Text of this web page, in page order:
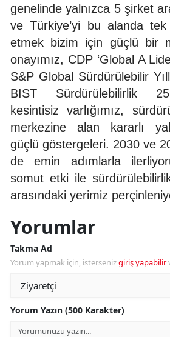
genelinde yalnızca 5 şirket
ve Türkiye’yi bu alanda tek
etmek bizim için güçlü bir
onayımız, CDP ‘Global A
S&P Global Sürdürülebilir
BIST Sürdürülebilirlik 25
kesintisiz varlığımız,
merkezine alan kararlı
güçlü göstergeleri. 2030 ve
de emin adımlarla
somut etki ile
arasındaki yerimiz
Yorumlar
Takma Ad
Yorum yapmak için, istersenizgiriş yapabilir
Yorum Yazın (500 Karakter)